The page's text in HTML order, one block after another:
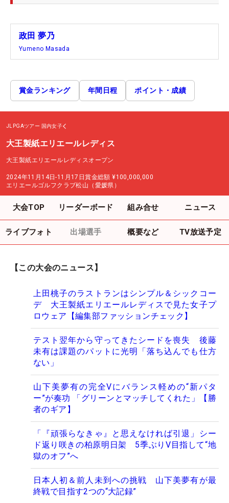
政田 夢乃
Yumeno Masada
賞金ランキング 年間日程 ポイント・成績
JLPGAツアー 国内女子
大王製紙エリエールレディス
大王製紙エリエールレディスオープン
2024年11月14日-11月17日賞金総額 ¥100,000,000
エリエールゴルフクラブ松山（愛媛県）
大会TOP リーダーボード 組み合せ ニュース
ライブフォト 出場選手 概要など TV放送予定
【この大会のニュース】
上田桃子のラストランはシンプル＆シックコー
デ 大王製紙エリエールレディスで見た女子プ
ロウェア【編集部ファッションチェック】
テスト翌年から守ってきたシードを喪失 後藤
未有は課題のパットに光明「落ち込んでも仕方
ない」
山下美夢有の完全Vにバランス軽めの“新パタ
ー”が奏功 「グリーンとマッチしてくれた」【勝
者のギア】
「『頑張らなきゃ』と思えなければ引退」シー
ド返り咲きの柏原明日架 5季ぶりV目指して“地
獄のオフ”へ
日本人初＆前人未到への挑戦 山下美夢有が最
終戦で目指す2つの“大記録”